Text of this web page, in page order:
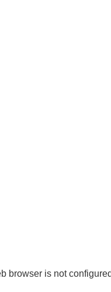
browser is not